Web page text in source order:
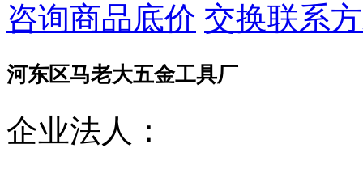
咨询商品底价 交换联系
河东区马老大五金工具厂
企业法人：